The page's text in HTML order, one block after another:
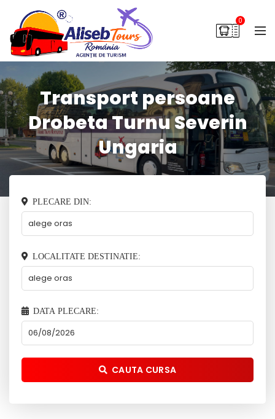
0
Transport persoane
Drobeta Turnu Severin
Ungaria
PLECARE DIN:
LOCALITATE DESTINATIE:
DATA PLECARE:
CAUTA CURSA